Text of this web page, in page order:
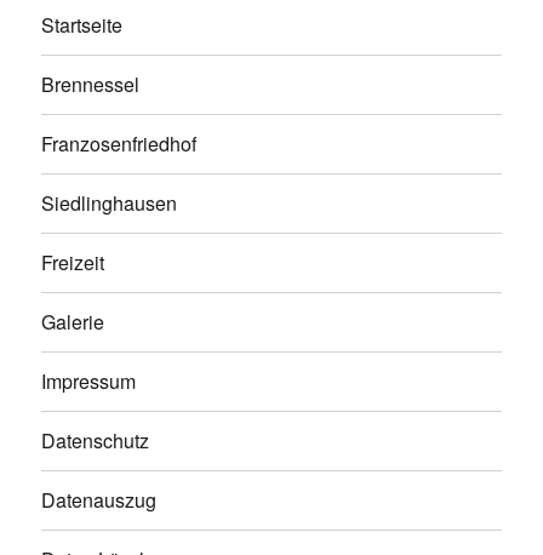
Startseite
Brennessel
Franzosenfriedhof
Siedlinghausen
Freizeit
Galerie
Impressum
Datenschutz
Datenauszug